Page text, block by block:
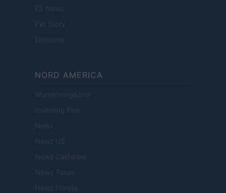
ES Newz
Pet Story
Encocina
NORD AMERICA
Womanmagazine
Investing Plus
Newz
Newz US
Newz California
Newz Texas
Newz Florida